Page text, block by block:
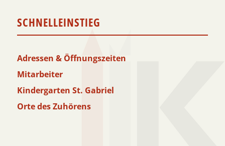
SCHNELLEINSTIEG
Adressen & Öffnungszeiten
Mitarbeiter
Kindergarten St. Gabriel
Orte des Zuhörens